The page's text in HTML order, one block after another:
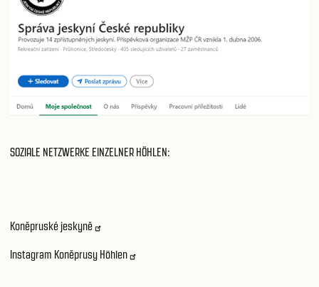
SOZIALE NETZWERKE EINZELNER HÖHLEN:
Koněpruské jeskyně
Instagram Koněprusy Höhlen